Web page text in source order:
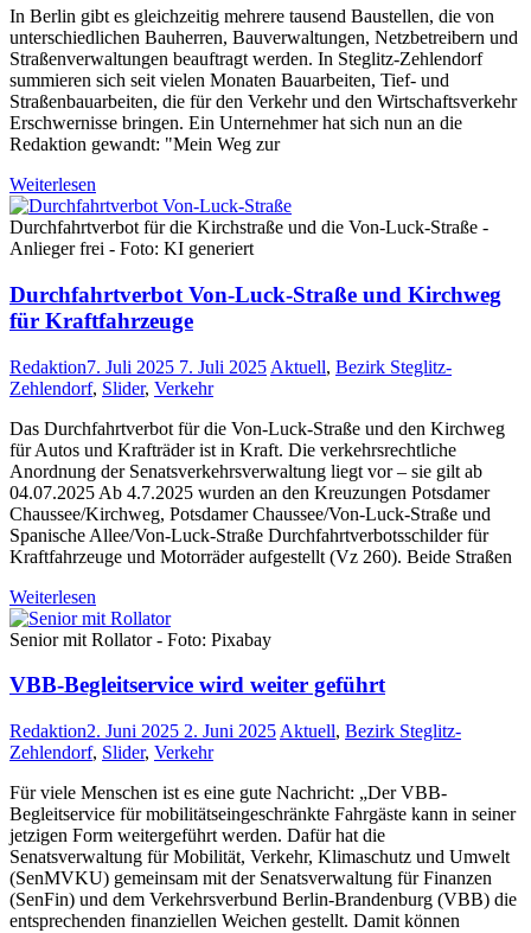
In Berlin gibt es gleichzeitig mehrere tausend Baustellen, die von
unterschiedlichen Bauherren, Bauverwaltungen, Netzbetreibern und
Straßenverwaltungen beauftragt werden. In Steglitz-Zehlendorf
summieren sich seit vielen Monaten Bauarbeiten, Tief- und
Straßenbauarbeiten, die für den Verkehr und den Wirtschaftsverkehr
Erschwernisse bringen. Ein Unternehmer hat sich nun an die
Redaktion gewandt: "Mein Weg zur
Weiterlesen
Durchfahrtverbot für die Kirchstraße und die Von-Luck-Straße -
Anlieger frei - Foto: KI generiert
Durchfahrtverbot Von-Luck-Straße und Kirchweg
für Kraftfahrzeuge
Redaktion7. Juli 2025 7. Juli 2025 Aktuell, Bezirk Steglitz-
Zehlendorf, Slider, Verkehr
Das Durchfahrtverbot für die Von-Luck-Straße und den Kirchweg
für Autos und Krafträder ist in Kraft. Die verkehrsrechtliche
Anordnung der Senatsverkehrsverwaltung liegt vor – sie gilt ab
04.07.2025 Ab 4.7.2025 wurden an den Kreuzungen Potsdamer
Chaussee/Kirchweg, Potsdamer Chaussee/Von-Luck-Straße und
Spanische Allee/Von-Luck-Straße Durchfahrtverbotsschilder für
Kraftfahrzeuge und Motorräder aufgestellt (Vz 260). Beide Straßen
Weiterlesen
Senior mit Rollator - Foto: Pixabay
VBB-Begleitservice wird weiter geführt
Redaktion2. Juni 2025 2. Juni 2025 Aktuell, Bezirk Steglitz-
Zehlendorf, Slider, Verkehr
Für viele Menschen ist es eine gute Nachricht: „Der VBB-
Begleitservice für mobilitätseingeschränkte Fahrgäste kann in seiner
jetzigen Form weitergeführt werden. Dafür hat die
Senatsverwaltung für Mobilität, Verkehr, Klimaschutz und Umwelt
(SenMVKU) gemeinsam mit der Senatsverwaltung für Finanzen
(SenFin) und dem Verkehrsverbund Berlin-Brandenburg (VBB) die
entsprechenden finanziellen Weichen gestellt. Damit können